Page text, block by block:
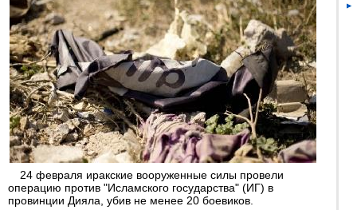
24 февраля иракские вооруженные силы провели
операцию против "Исламского государства" (ИГ) в
провинции Дияла, убив не менее 20 боевиков.